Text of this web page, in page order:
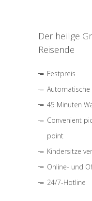
Der heilige
Reisende
Festpreis
Automatische
45 Minuten
Convenient
point
Kindersitze
Online- und
24/7-Hotline